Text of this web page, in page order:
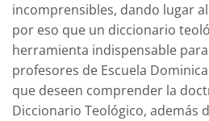
incomprensibles, dando lugar
por eso que un diccionario
herramienta indispensable
profesores de Escuela
que deseen comprender la
Diccionario Teológico, además